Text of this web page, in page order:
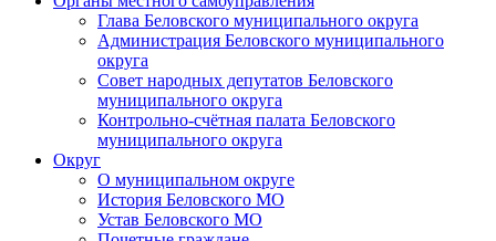
Глава Беловского муниципального округа
Администрация Беловского муниципального
округа
Совет народных депутатов Беловского
муниципального округа
Контрольно-счётная палата Беловского
муниципального округа
Округ
О муниципальном округе
История Беловского МО
Устав Беловского МО